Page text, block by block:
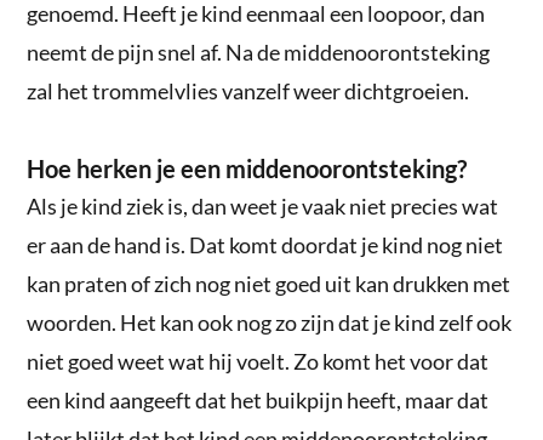
genoemd. Heeft je kind eenmaal een loopoor, dan
neemt de pijn snel af. Na de middenoorontsteking
zal het trommelvlies vanzelf weer dichtgroeien.
Hoe herken je een middenoorontsteking?
Als je kind ziek is, dan weet je vaak niet precies wat
er aan de hand is. Dat komt doordat je kind nog niet
kan praten of zich nog niet goed uit kan drukken met
woorden. Het kan ook nog zo zijn dat je kind zelf ook
niet goed weet wat hij voelt. Zo komt het voor dat
een kind aangeeft dat het buikpijn heeft, maar dat